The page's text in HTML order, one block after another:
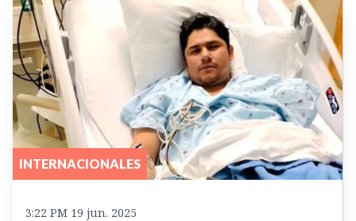
INTERNACIONALES
3:22 PM 19 jun. 2025